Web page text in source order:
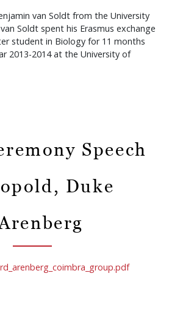
van Soldt from the University
Soldt spent his Erasmus exchange
student in Biology for 11 months
2013-2014 at the University of
Speech
Duke